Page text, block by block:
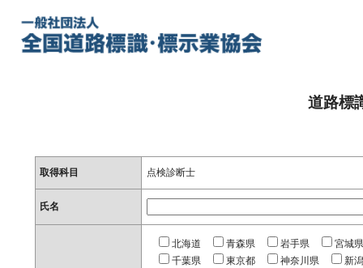
道路標
取得科目 点検診断士
氏名
北海道 青森県 岩手県
宮城県
千葉県
東京都 神奈川県
新